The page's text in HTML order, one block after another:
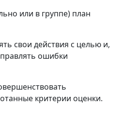
или в группе) план
свои действия с целью и,
ошибки
критерии оценки.